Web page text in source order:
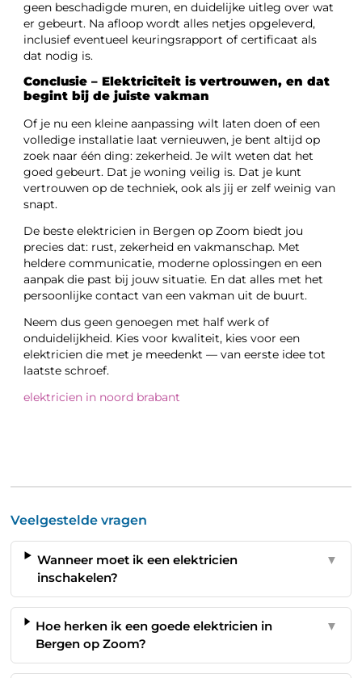
geen beschadigde muren, en duidelijke uitleg over wat
er gebeurt. Na afloop wordt alles netjes opgeleverd,
inclusief eventueel keuringsrapport of certificaat als
dat nodig is.
Conclusie – Elektriciteit is vertrouwen, en dat
begint bij de juiste vakman
Of je nu een kleine aanpassing wilt laten doen of een
volledige installatie laat vernieuwen, je bent altijd op
zoek naar één ding: zekerheid. Je wilt weten dat het
goed gebeurt. Dat je woning veilig is. Dat je kunt
vertrouwen op de techniek, ook als jij er zelf weinig van
snapt.
De beste elektricien in Bergen op Zoom biedt jou
precies dat: rust, zekerheid en vakmanschap. Met
heldere communicatie, moderne oplossingen en een
aanpak die past bij jouw situatie. En dat alles met het
persoonlijke contact van een vakman uit de buurt.
Neem dus geen genoegen met half werk of
onduidelijkheid. Kies voor kwaliteit, kies voor een
elektricien die met je meedenkt — van eerste idee tot
laatste schroef.
elektricien in noord brabant
Veelgestelde vragen
Wanneer moet ik een elektricien
inschakelen?
▼
Hoe herken ik een goede elektricien in
Bergen op Zoom?
▼